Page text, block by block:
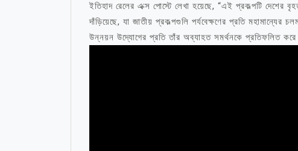
ইতিহাদ রেলের এক্স পোস্টে লেখা হয়েছে, “এই প্রকল্পটি
দাঁড়িয়েছে, যা জাতীয় প্রকল্পগুলি পর্যবেক্ষণের প্রতি
উন্নয়ন উদ্যোগের প্রতি তাঁর অব্যাহত সমর্থনকে প্রতিফলিত